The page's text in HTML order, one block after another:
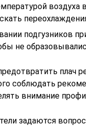
воздуха
подгузников
не
плач
соблюдать
внимание
задаются